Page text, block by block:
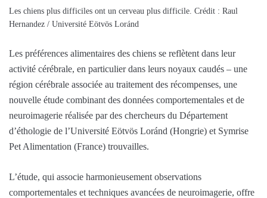
Les chiens plus difficiles ont un cerveau plus difficile. Crédit : Raul
Hernandez / Université Eötvös Loránd
Les préférences alimentaires des chiens se reflètent dans leur
activité cérébrale, en particulier dans leurs noyaux caudés – une
région cérébrale associée au traitement des récompenses, une
nouvelle étude combinant des données comportementales et de
neuroimagerie réalisée par des chercheurs du Département
d’éthologie de l’Université Eötvös Loránd (Hongrie) et Symrise
Pet Alimentation (France) trouvailles.
L’étude, qui associe harmonieusement observations
comportementales et techniques avancées de neuroimagerie, offre